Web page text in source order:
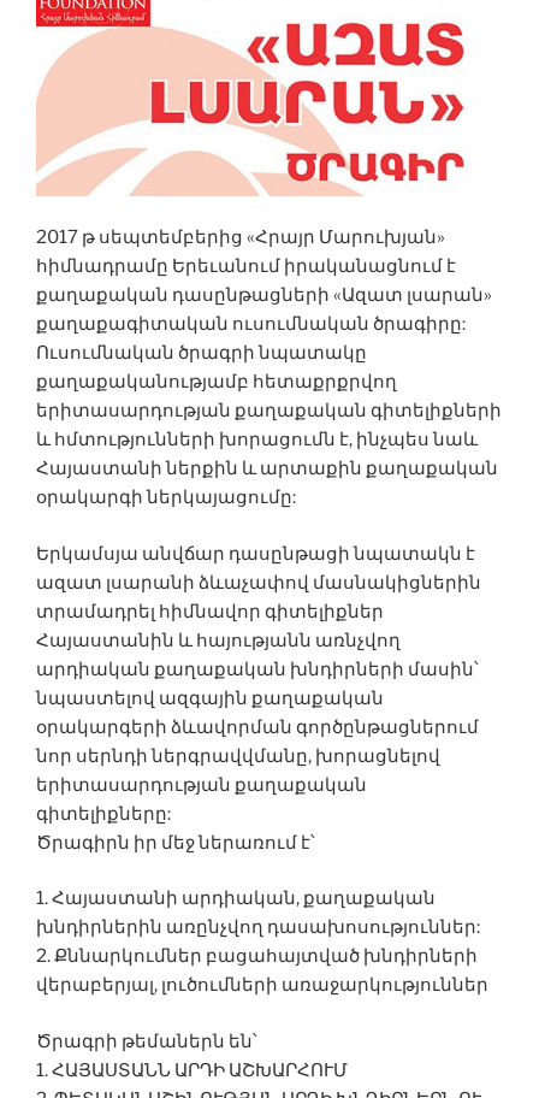
2017 թ սեպտեմբերից «Հրայր Մարուխյան»
հիմնադրամը Երեւանում իրականացնում է
քաղաքական դասընթացների «Ազատ լսարան»
քաղաքագիտական ուսումնական ծրագիրը:
Ուսումնական ծրագրի նպատակը
քաղաքականությամբ հետաքրքրվող
երիտասարդության քաղաքական գիտելիքների
և հմտությունների խորացումն է, ինչպես նաև
Հայաստանի ներքին և արտաքին քաղաքական
օրակարգի ներկայացումը:
Երկամսյա անվճար դասընթացի նպատակն է
ազատ լսարանի ձևաչափով մասնակիցներին
տրամադրել հիմնավոր գիտելիքներ
Հայաստանին և հայությանն առնչվող
արդիական քաղաքական խնդիրների մասին՝
նպաստելով ազգային քաղաքական
օրակարգերի ձևավորման գործընթացներում
նոր սերնդի ներգրավվմանը, խորացնելով
երիտասարդության քաղաքական
գիտելիքները:
Ծրագիրն իր մեջ ներառում է՝
1. Հայաստանի արդիական, քաղաքական
խնդիրներին առընչվող դասախոսություններ:
2. Քննարկումներ բացահայտված խնդիրների
վերաբերյալ, լուծումների առաջարկություններ
Ծրագրի թեմաներն են՝
1. ՀԱՅԱՍՏԱՆՆ ԱՐԴԻ ԱՇԽԱՐՀՈՒՄ